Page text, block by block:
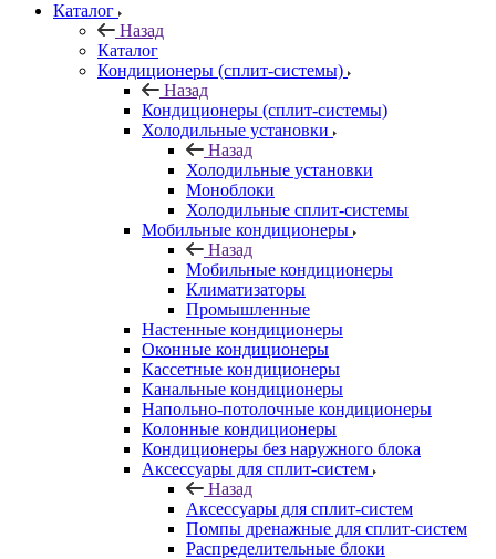
Каталог
Назад
Каталог
Кондиционеры (сплит-системы)
Назад
Кондиционеры (сплит-системы)
Холодильные установки
Назад
Холодильные установки
Моноблоки
Холодильные сплит-системы
Мобильные кондиционеры
Назад
Мобильные кондиционеры
Климатизаторы
Промышленные
Настенные кондиционеры
Оконные кондиционеры
Кассетные кондиционеры
Канальные кондиционеры
Напольно-потолочные кондиционеры
Колонные кондиционеры
Кондиционеры без наружного блока
Аксессуары для сплит-систем
Назад
Аксессуары для сплит-систем
Помпы дренажные для сплит-систем
Распределительные блоки